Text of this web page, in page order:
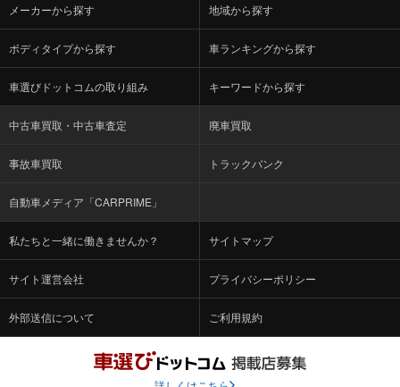
メーカーから探す 地域から探す
ボディタイプから探す 車ランキングから探す
車選びドットコムの取り組み キーワードから探す
中古車買取・中古車査定 廃車買取
事故車買取 トラックバンク
自動車メディア「CARPRIME」
私たちと一緒に働きませんか？ サイトマップ
サイト運営会社 プライバシーポリシー
外部送信について ご利用規約